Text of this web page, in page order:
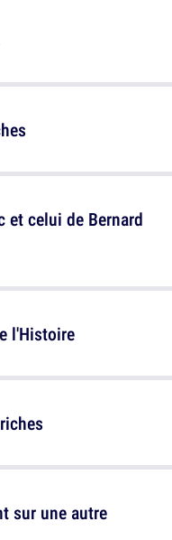
et celui de Bernard
l'Histoire
sur une autre